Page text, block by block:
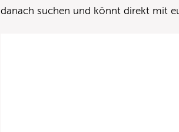
danach suchen und könnt direkt mit